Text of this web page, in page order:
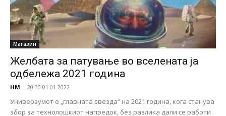
Магазин
Желбата за патување во вселената ја
одбележа 2021 година
НМ - 20:30 01.01.2022
Универзумот е „главната ѕвезда“ на 2021 година, кога станува
збор за технолошкиот напредок, без разлика дали се работи